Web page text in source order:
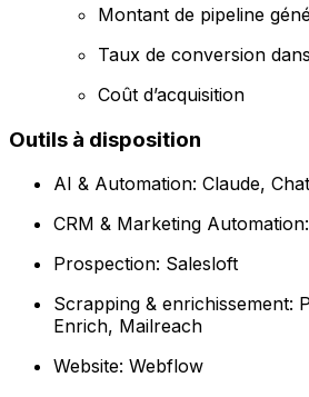
Montant de pipeline
Taux de conversion
Coût d’acquisition
Outils à disposition
AI & Automation: Claude,
CRM & Marketing
Prospection: Salesloft
Scrapping & enrichissement:
Enrich, Mailreach
Website: Webflow